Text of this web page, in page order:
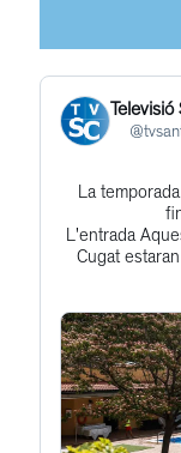
@
La
L'entrada
Cugat